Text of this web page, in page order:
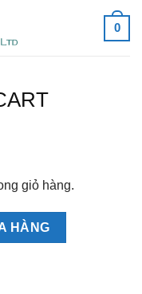
0
giỏ hàng.
HÀNG